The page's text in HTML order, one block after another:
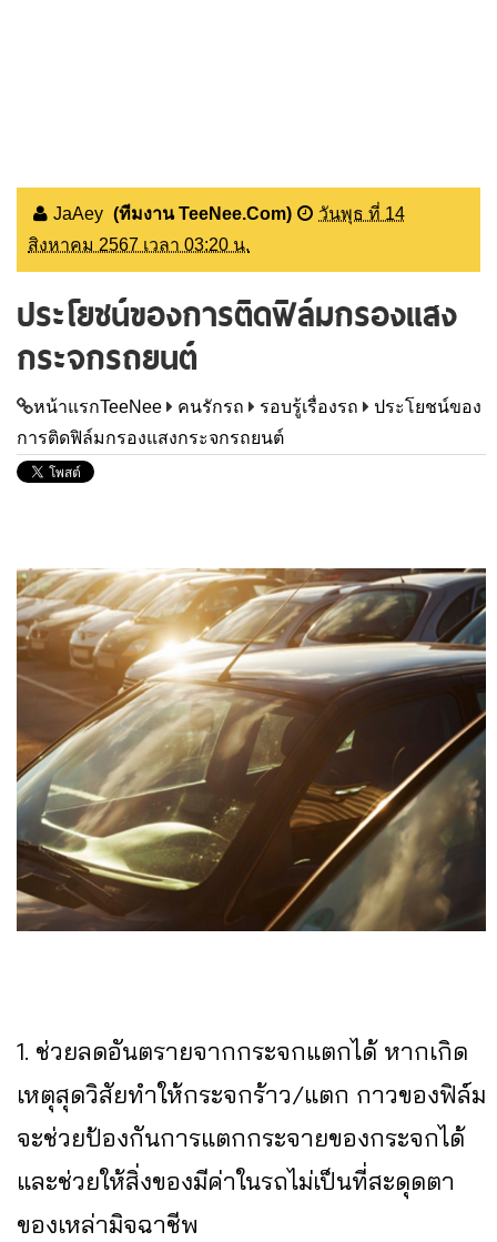
JaAey (ทีมงาน TeeNee.Com)
วันพุธ ที่ 14
สิงหาคม 2567 เวลา 03:20 น.
ประโยชน์ของการติดฟิล์มกรองแสง
กระจกรถยนต์
หน้าแรกTeeNee คนรักรถ รอบรู้เรื่องรถ
ประโยชน์ของ
การติดฟิล์มกรองแสงกระจกรถยนต์
1. ช่วยลดอันตรายจากกระจกแตกได้ หากเกิด
เหตุสุดวิสัยทำให้กระจกร้าว/แตก กาวของฟิล์ม
จะช่วยป้องกันการแตกกระจายของกระจกได้
และช่วยให้สิ่งของมีค่าในรถไม่เป็นที่สะดุดตา
ของเหล่ามิจฉาชีพ